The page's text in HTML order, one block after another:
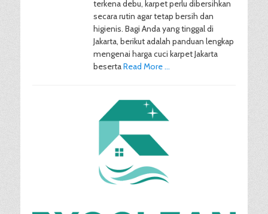
terkena debu, karpet perlu dibersihkan
secara rutin agar tetap bersih dan
higienis. Bagi Anda yang tinggal di
Jakarta, berikut adalah panduan lengkap
mengenai harga cuci karpet Jakarta
besertaRead More …